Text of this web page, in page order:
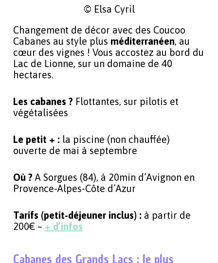
© Elsa Cyril
Changement de décor avec des Coucoo
Cabanes au style plus méditerranéen, au
cœur des vignes ! Vous accostez au bord du
Lac de Lionne, sur un domaine de 40
hectares.
Les cabanes ? Flottantes, sur pilotis et
végétalisées
Le petit + : la piscine (non chauffée)
ouverte de mai à septembre
Où ? A Sorgues (84), à 20min d’Avignon en
Provence-Alpes-Côte d’Azur
Tarifs (petit-déjeuner inclus) : à partir de
200€ – + d’infos
Cabanes des Grands Lacs : le plus